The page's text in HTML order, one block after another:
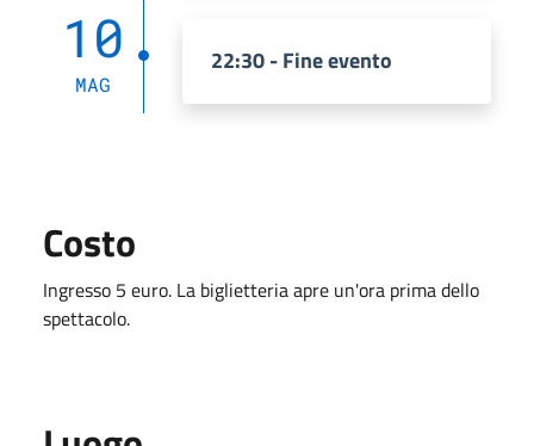
10
MAG
22:30 - Fine evento
Costo
Ingresso 5 euro. La biglietteria apre un'ora prima dello
spettacolo.